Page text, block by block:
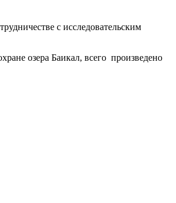
с исследовательским
озера Баикал, всего произведено